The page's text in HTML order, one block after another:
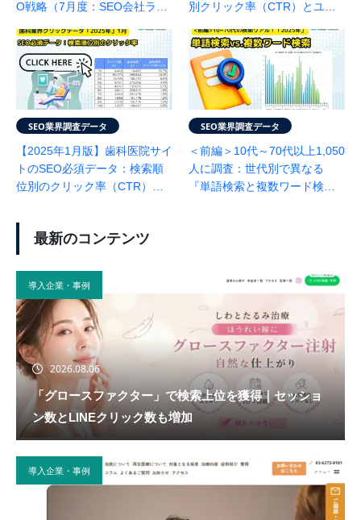
O戦略（7月度：SEO会社ラン
別クリック率（CTR）とユー
ランクエスト調べ）
SEO業界調査データ
【2025年1月版】歯科医院サイ
トのSEO必須データ：検索順
位別のクリック率（CTR）を
SEO業界調査データ
＜前編＞10代～70代以上1,050
人に調査：世代別で異なる
『単語検索と複数ワード検
最新のコンテンツ
導入企業・事例
2026.08.06
「グロースファクター」で検索上位を獲得｜セッショ
ン数とLINEクリック数も増加
導入企業・事例